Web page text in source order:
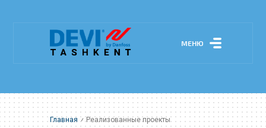
МЕНЮ
Главная Реализованные проекты